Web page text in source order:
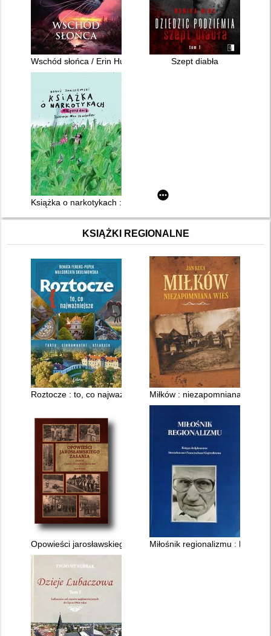
Wschód słońca / Erin Hunter ; z języka angielskiego
Szept diabła
Książka o narkotykach : NIEporadnik
KSIĄŻKI REGIONALNE
Roztocze : to, co najważniejszeMiłków : niezapomniana wieś
Opowieści jarosławskiego Zasania : część 6 O Zalesiu,
Miłośnik regionalizmu : księga